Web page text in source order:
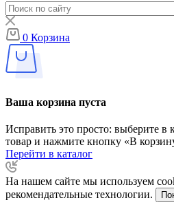
0 Корзина
Ваша корзина пуста
Исправить это просто: выберите в
товар и нажмите кнопку «В
Перейти в каталог
На нашем сайте мы используем
рекомендательные технологии.